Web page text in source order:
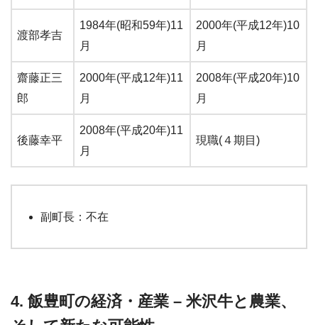
渡部孝吉
1984年(昭和59年)11
月
2000年(平成12年)10
月
齋藤正三
郎
2000年(平成12年)11
月
2008年(平成20年)10
月
後藤幸平
2008年(平成20年)11
月
現職(４期目)
副町長：不在
4. 飯豊町の経済・産業 – 米沢牛と農業、